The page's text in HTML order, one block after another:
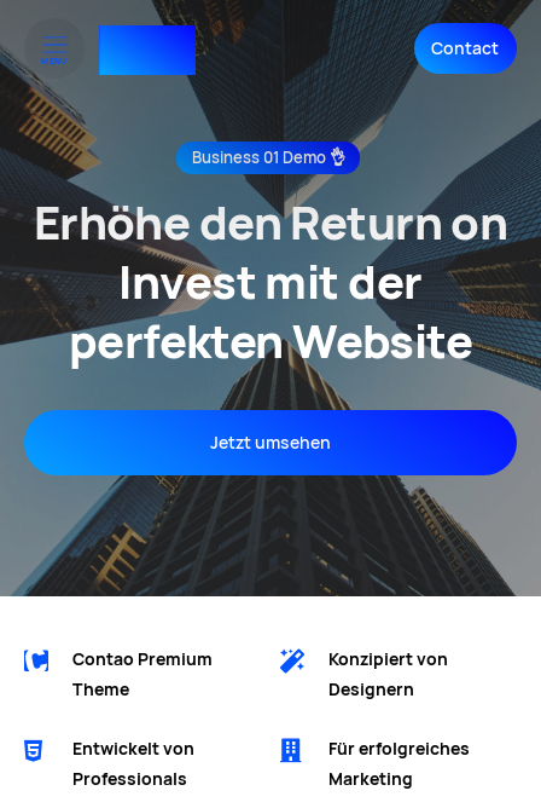
MENU RTHNK⁺ Contact
Business 01 Demo 👌
Erhöhe den Return on
Invest mit der
perfekten Website
Jetzt umsehen
Contao Premium
Theme
Konzipiert von
Designern
Entwickelt von
Professionals
Für erfolgreiches
Marketing